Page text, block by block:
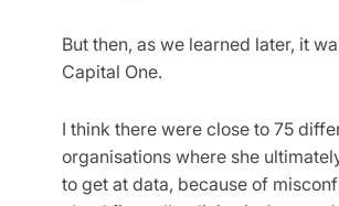
But then, as we learned later, it
Capital One.
I think there were close to 75
organisations where she
to get at data, because of